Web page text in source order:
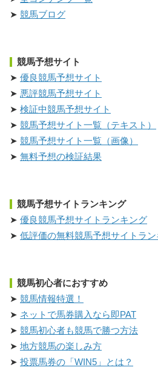
競馬ブログ
競馬予想サイト
優良競馬予想サイト
悪評競馬予想サイト
検証中競馬予想サイト
競馬予想サイト一覧（テキスト）
競馬予想サイト一覧（画像）
無料予想の検証結果
競馬予想サイトランキング
優良競馬予想サイトランキング
低評価の無料競馬予想サイトラ
競馬初心者におすすめ
競馬情報特選！
ネットで馬券購入なら即PAT
競馬初心者も競馬で勝つ方法
地方競馬の楽しみ方
投票馬券の「WIN5」とは？